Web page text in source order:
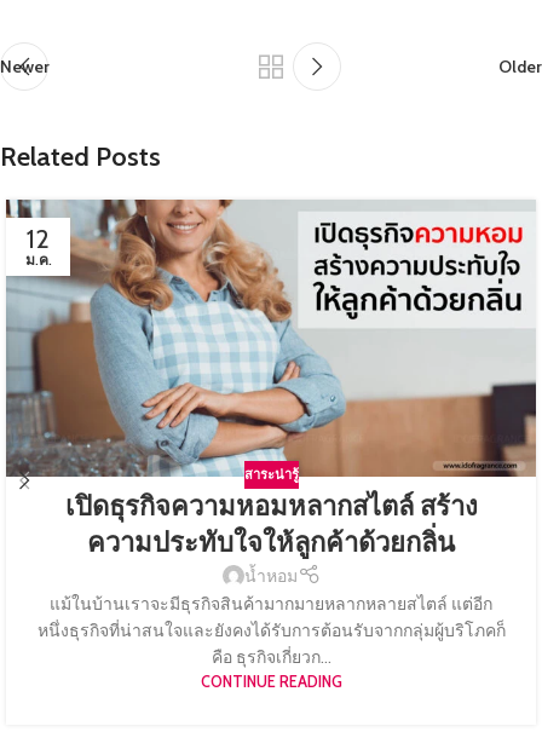
Newer Older
Related Posts
12
ม.ค.
สาระน่ารู้
เปิดธุรกิจความหอมหลากสไตล์ สร้าง
ความประทับใจให้ลูกค้าด้วยกลิ่น
น้ำหอม
แม้ในบ้านเราจะมีธุรกิจสินค้ามากมายหลากหลายสไตล์ แต่อีก
หนึ่งธุรกิจที่น่าสนใจและยังคงได้รับการต้อนรับจากกลุ่มผู้บริโภคก็
คือ ธุรกิจเกี่ยวก...
CONTINUE READING